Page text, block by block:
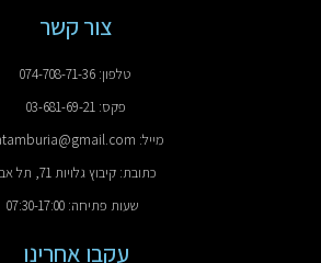
צור קשר
טלפון: 074-708-71-36
פקס: 03-681-69-21
מייל: hatamburia@gmail.com
כתובת: קיבוץ גלויות 71, תל אביב
שעות פתיחה: 07:30-17:00
עקבו אחרינו